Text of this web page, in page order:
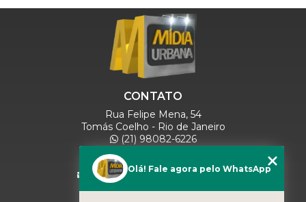
CONTATO
Rua Felipe Mena, 54
Tomás Coelho - Rio de Janeiro
(21) 98082-6226
(11) 93071-5918
comercialmidiaurbana@gmail.com
Olá! Fale agora pelo WhatsApp